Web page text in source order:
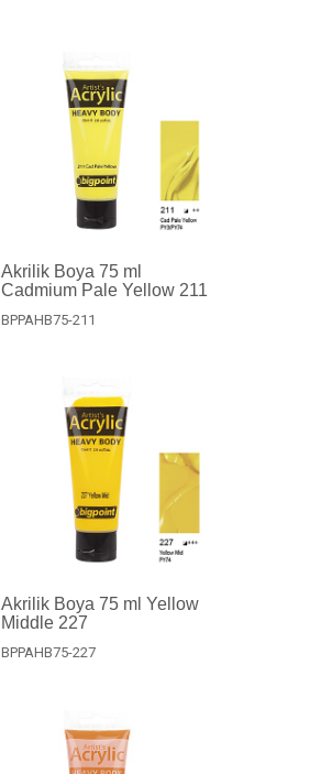
Akrilik Boya 75 ml
Cadmium Pale Yellow 211
BPPAHB75-211
Akrilik Boya 75 ml Yellow
Middle 227
BPPAHB75-227